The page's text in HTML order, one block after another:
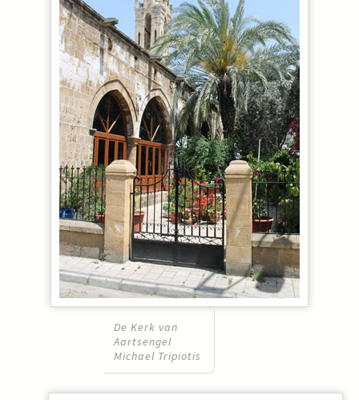
De Kerk van
Aartsengel
Michael Tripiotis